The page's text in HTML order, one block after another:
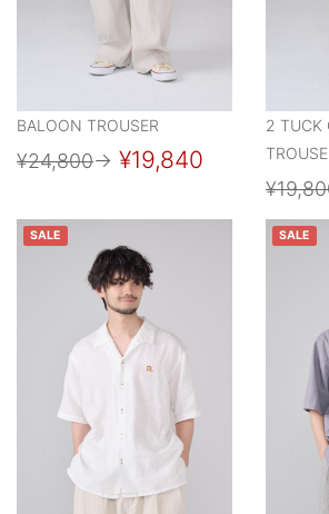
BALOON TROUSER
¥24,800→ ¥19,840
2 TUCK
SALE SALE